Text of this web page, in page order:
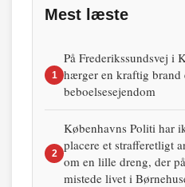
Mest læste
1
På Frederikssundsvej i
hærger en kraftig brand
beboelsesejendom
2
Københavns Politi har
placere et strafferetligt
om en lille dreng, der
mistede livet i